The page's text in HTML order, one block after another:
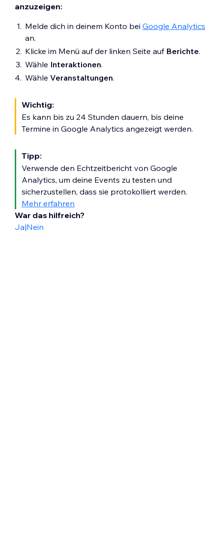
anzuzeigen:
Melde dich in deinem Konto bei Google Analytics
an.
Klicke im Menü auf der linken Seite auf Berichte.
Wähle Interaktionen.
Wähle Veranstaltungen.
Wichtig:
Es kann bis zu 24 Stunden dauern, bis deine
Termine in Google Analytics angezeigt werden.
Tipp:
Verwende den Echtzeitbericht von Google
Analytics, um deine Events zu testen und
sicherzustellen, dass sie protokolliert werden.
Mehr erfahren
War das hilfreich?
Ja|Nein